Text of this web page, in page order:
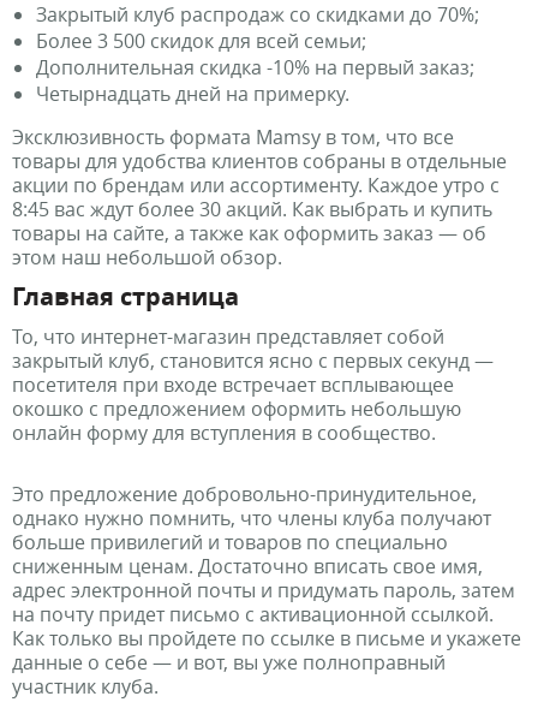
Закрытый клуб распродаж со скидками до 70%;
Более 3 500 скидок для всей семьи;
Дополнительная скидка -10% на первый заказ;
Четырнадцать дней на примерку.
Эксклюзивность формата Мamsy в том, что все
товары для удобства клиентов собраны в отдельные
акции по брендам или ассортименту. Каждое утро с
8:45 вас ждут более 30 акций. Как выбрать и купить
товары на сайте, а также как оформить заказ — об
этом наш небольшой обзор.
Главная страница
То, что интернет-магазин представляет собой
закрытый клуб, становится ясно с первых секунд —
посетителя при входе встречает всплывающее
окошко с предложением оформить небольшую
онлайн форму для вступления в сообщество.
Это предложение добровольно-принудительное,
однако нужно помнить, что члены клуба получают
больше привилегий и товаров по специально
сниженным ценам. Достаточно вписать свое имя,
адрес электронной почты и придумать пароль, затем
на почту придет письмо с активационной ссылкой.
Как только вы пройдете по ссылке в письме и укажете
данные о себе — и вот, вы уже полноправный
участник клуба.